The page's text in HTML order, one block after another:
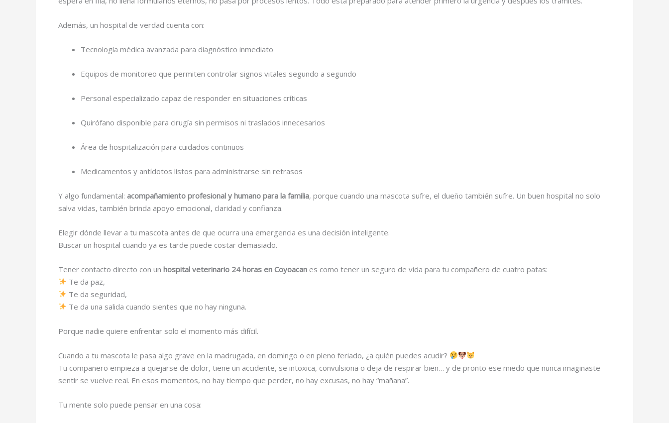
Además, un hospital de verdad cuenta con:
Tecnología médica avanzada para diagnóstico inmediato
Equipos de monitoreo que permiten controlar signos vitales segundo a segundo
Personal especializado capaz de responder en situaciones críticas
Quirófano disponible para cirugía sin permisos ni traslados innecesarios
Área de hospitalización para cuidados continuos
Medicamentos y antídotos listos para administrarse sin retrasos
Y algo fundamental: acompañamiento profesional y humano para la familia, porque cuando una mascota sufre, el dueño también sufre. Un buen hospital no solo
salva vidas, también brinda apoyo emocional, claridad y confianza.
Elegir dónde llevar a tu mascota antes de que ocurra una emergencia es una decisión inteligente.
Buscar un hospital cuando ya es tarde puede costar demasiado.
Tener contacto directo con un hospital veterinario 24 horas en Coyoacan es como tener un seguro de vida para tu compañero de cuatro patas:
Te da paz,
Te da seguridad,
Te da una salida cuando sientes que no hay ninguna.
Porque nadie quiere enfrentar solo el momento más difícil.
Cuando a tu mascota le pasa algo grave en la madrugada, en domingo o en pleno feriado, ¿a quién puedes acudir?
Tu compañero empieza a quejarse de dolor, tiene un accidente, se intoxica, convulsiona o deja de respirar bien… y de pronto ese miedo que nunca imaginaste
sentir se vuelve real. En esos momentos, no hay tiempo que perder, no hay excusas, no hay “mañana”.
Tu mente solo puede pensar en una cosa: